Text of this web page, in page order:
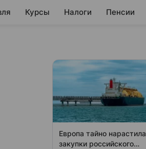
Курсы Налоги Пенсии
на
Европа тайно нарастила
закупки российского